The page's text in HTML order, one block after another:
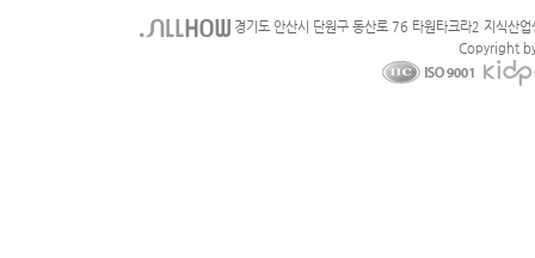
경기도 안산시 단원구 동산로 76 타원타크라2 지
Copyright